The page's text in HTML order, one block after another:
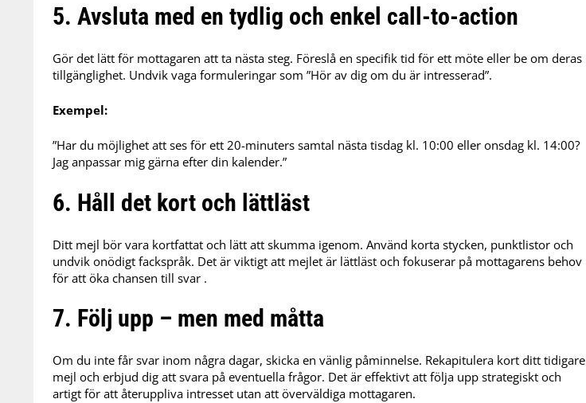
5. Avsluta med en tydlig och enkel call-to-action
Gör det lätt för mottagaren att ta nästa steg. Föreslå en specifik tid för ett möte eller be om deras
tillgänglighet. Undvik vaga formuleringar som ”Hör av dig om du är intresserad”.
Exempel:
”Har du möjlighet att ses för ett 20-minuters samtal nästa tisdag kl. 10:00 eller onsdag kl. 14:00?
Jag anpassar mig gärna efter din kalender.”
6. Håll det kort och lättläst
Ditt mejl bör vara kortfattat och lätt att skumma igenom. Använd korta stycken, punktlistor och
undvik onödigt fackspråk. Det är viktigt att mejlet är lättläst och fokuserar på mottagarens behov
för att öka chansen till svar .​
7. Följ upp – men med måtta
Om du inte får svar inom några dagar, skicka en vänlig påminnelse. Rekapitulera kort ditt tidigare
mejl och erbjud dig att svara på eventuella frågor. Det är effektivt att följa upp strategiskt och
artigt för att återuppliva intresset utan att överväldiga mottagaren.